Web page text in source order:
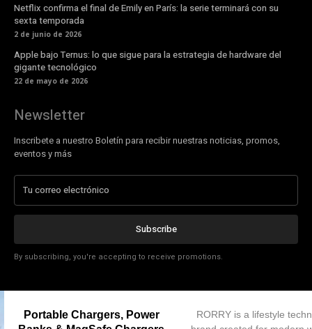
Portable Chargers, Power
RORRY is a lifestyle
Netflix confirma el final de Emily en París: la serie terminará con su
sexta temporada
2 de junio de 2026
Apple bajo Ternus: lo que sigue para la estrategia de hardware del
gigante tecnológico
22 de mayo de 2026
Newsletter
Inscribete a nuestro Boletín para recibir nuestras noticias, promos,
eventos y más
Subscribe
By subscribing, you're accepting to receive promotions.